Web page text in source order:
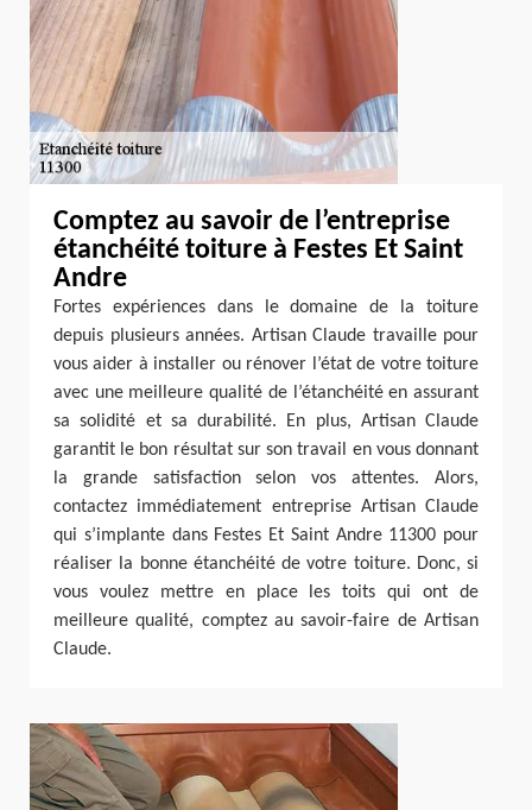
Comptez au savoir de l’entreprise
étanchéité toiture à Festes Et Saint
Andre
Fortes expériences dans le domaine de la toiture
depuis plusieurs années. Artisan Claude travaille pour
vous aider à installer ou rénover l’état de votre toiture
avec une meilleure qualité de l’étanchéité en assurant
sa solidité et sa durabilité. En plus, Artisan Claude
garantit le bon résultat sur son travail en vous donnant
la grande satisfaction selon vos attentes. Alors,
contactez immédiatement entreprise Artisan Claude
qui s’implante dans Festes Et Saint Andre 11300 pour
réaliser la bonne étanchéité de votre toiture. Donc, si
vous voulez mettre en place les toits qui ont de
meilleure qualité, comptez au savoir-faire de Artisan
Claude.